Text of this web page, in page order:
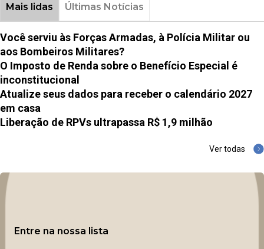
Mais lidas Últimas Notícias
Você serviu às Forças Armadas, à Polícia Militar ou
aos Bombeiros Militares?
O Imposto de Renda sobre o Benefício Especial é
inconstitucional
Atualize seus dados para receber o calendário 2027
em casa
Liberação de RPVs ultrapassa R$ 1,9 milhão
Ver todas
Entre na nossa lista